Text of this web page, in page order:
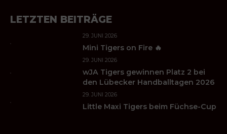
LETZTEN BEITRÄGE
29. JUNI 2026
Mini Tigers on Fire 🔥
29. JUNI 2026
wJA Tigers gewinnen Platz 2 bei
den Lübecker Handballtagen 2026
29. JUNI 2026
Little Maxi Tigers beim Füchse-Cup